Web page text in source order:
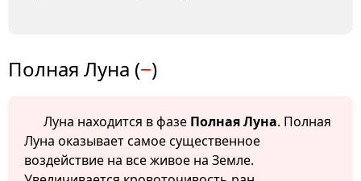
Полная Луна (−)
Луна находится в фазе Полная Луна. Полная
Луна оказывает самое существенное
воздействие на все живое на Земле.